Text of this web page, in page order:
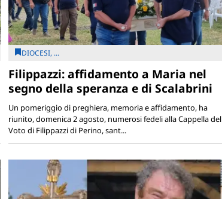
DIOCESI, ...
Filippazzi: affidamento a Maria nel
segno della speranza e di Scalabrini
Un pomeriggio di preghiera, memoria e affidamento, ha
riunito, domenica 2 agosto, numerosi fedeli alla Cappella del
Voto di Filippazzi di Perino, sant...